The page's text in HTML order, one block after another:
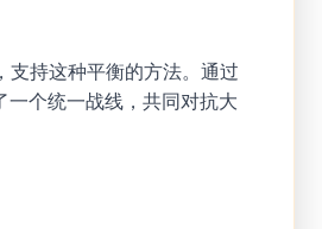
持这种平衡的方法。通过
个统一战线，共同对抗大